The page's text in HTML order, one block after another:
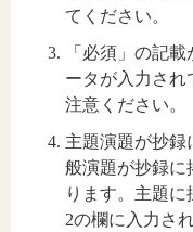
てください。
「必須」の記
ータが入力され
注意ください。
主題演題が抄録
般演題が抄録に
ります。主題
2の欄に入力さ